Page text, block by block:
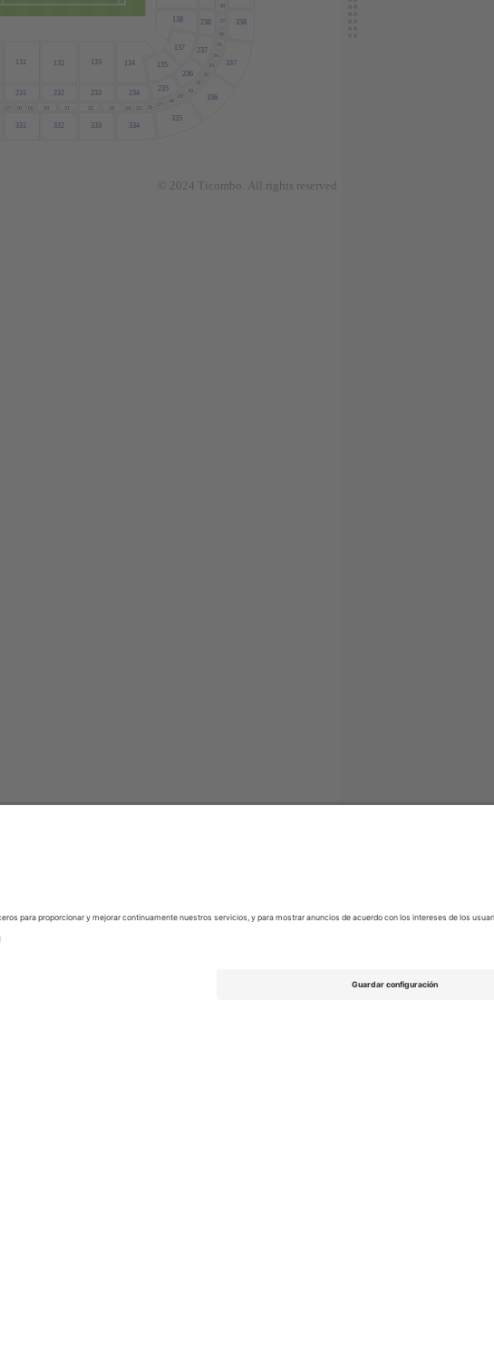
© 2024 T icombo. All rights reserved
131 132 133 134 135
137
138
231 232 233 234 235
236
237
238
331 332 333 334
335
336
337
338
17 18 19 20 21 22 23 24 25 26 27
28
29
30
32
33
34
35
36
37
38